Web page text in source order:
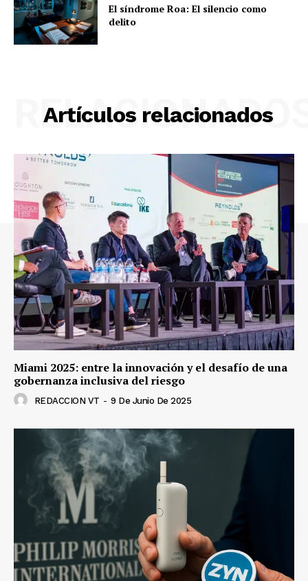
El síndrome Roa: El silencio como
delito
Artículos relacionados
Miami 2025: entre la innovación y el desafío de una
gobernanza inclusiva del riesgo
REDACCION VT - 9 De Junio De 2025